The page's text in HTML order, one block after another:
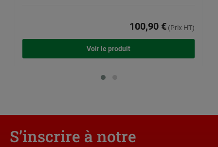
100,90 € (Prix HT)
Voir le produit
S’inscrire à notre